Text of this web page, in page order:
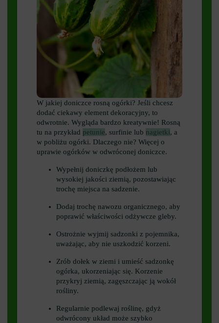
W jakiej doniczce rosną ogórki? Jeśli chcesz
dodać ciekawy element dekoracyjny, to
odwrotnie. Wygląda bardzo kreatywnie! Rosną
tu na przykład petunie, surfinie lub nagietki, a
w pobliżu ogórki. Dlaczego nie? Więcej o
uprawie ogórków w odwróconej doniczce.
Wypełnij doniczkę podłożem lub
wysokiej jakości ziemią, pozostawiając
trochę miejsca na sadzenie.
Dodaj trochę nawozu organicznego, aby
poprawić właściwości odżywcze gleby.
Ostrożnie wyjmij sadzonki z pojemnika,
uważając, aby nie uszkodzić korzeni.
Zrób dołek w ziemi i umieść sadzonkę
ogórka, ukorzeniając się. Korzenie
przykryj ziemią, zagęszczając ją wokół
rośliny.
Regularnie podlewaj roślinę, gdyż
odwrócony układ może szybko